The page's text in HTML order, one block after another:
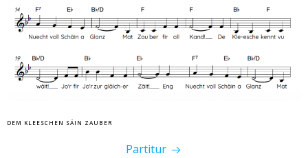
DEM KLEESCHEN SÄIN ZAUBER
Partitur